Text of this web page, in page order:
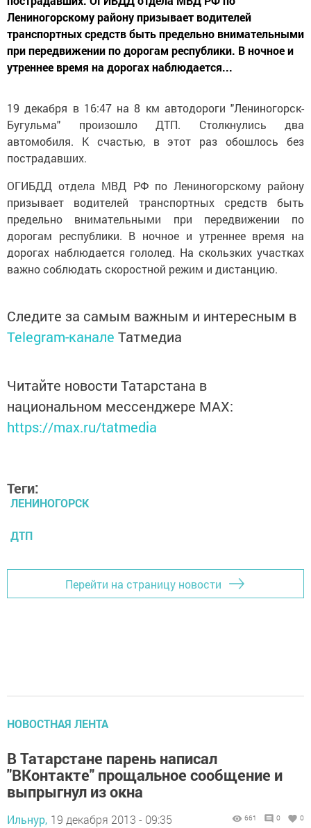
Лениногорскому району призывает водителей
транспортных средств быть предельно внимательными
при передвижении по дорогам республики. В ночное и
утреннее время на дорогах наблюдается...
19 декабря в 16:47 на 8 км автодороги "Лениногорск-
Бугульма" произошло ДТП. Столкнулись два
автомобиля. К счастью, в этот раз обошлось без
пострадавших.
ОГИБДД отдела МВД РФ по Лениногорскому району
призывает водителей транспортных средств быть
предельно внимательными при передвижении по
дорогам республики. В ночное и утреннее время на
дорогах наблюдается гололед. На скользких участках
важно соблюдать скоростной режим и дистанцию.
Следите за самым важным и интересным в
Telegram-канале Татмедиа
Читайте новости Татарстана в
национальном мессенджере MАХ:
https://max.ru/tatmedia
Теги:
ЛЕНИНОГОРСК
ДТП
Перейти на страницу новости
НОВОСТНАЯ ЛЕНТА
В Татарстане парень написал
"ВКонтакте" прощальное сообщение и
выпрыгнул из окна
Ильнур, 19 декабря 2013 - 09:35 661 0 0